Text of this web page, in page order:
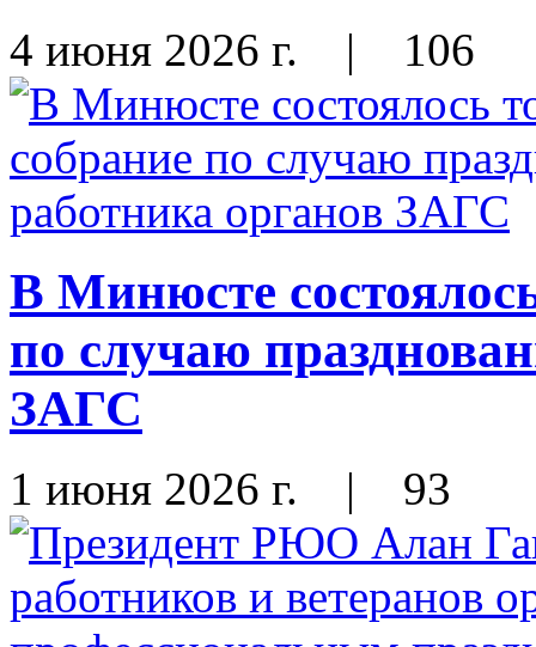
4 июня 2026 г. | 106
В Минюсте
по случаю
ЗАГС
1 июня 2026 г. | 93